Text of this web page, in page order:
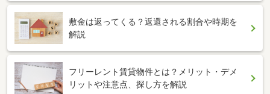
敷金は返ってくる？返還される割合や時期を
解説
フリーレント賃貸物件とは？メリット・デメ
リットや注意点、探し方を解説